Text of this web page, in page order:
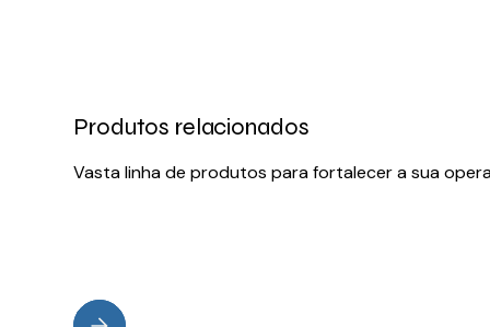
Produtos relacionados
Vasta linha de produtos para fortalecer a sua